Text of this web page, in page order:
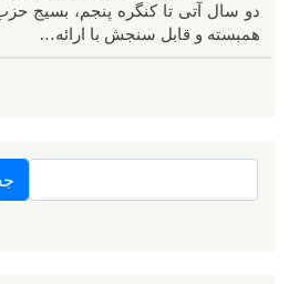
دو سال آتی تا کنگره پنجم، بسیج حزب
همبسته و قابل سنجش با ارائه…
جستجو